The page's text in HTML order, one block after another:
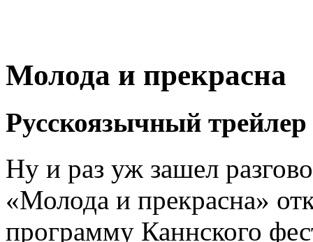
Молода и прекрасна
Русскоязычный трейлер
Ну и раз уж зашел
«Молода и прекрасна»
программу Каннского